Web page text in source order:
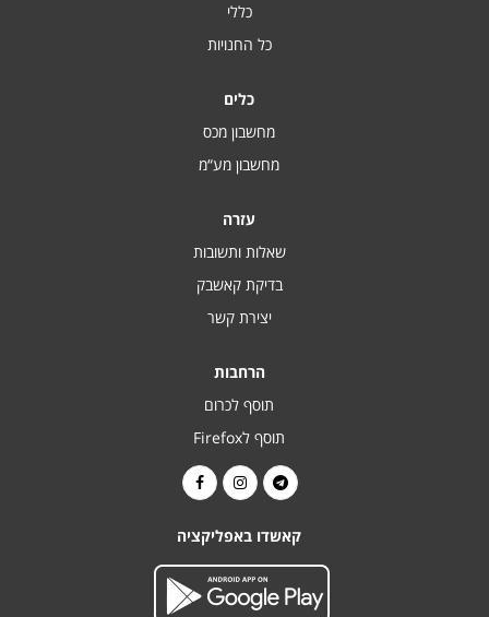
כללי
כל החנויות
כלים
מחשבון מכס
מחשבון מע“מ
עזרה
שאלות ותשובות
בדיקת קאשבק
יצירת קשר
הרחבות
תוסף לכרום
תוסף לFirefox
קאשדו באפליקציה